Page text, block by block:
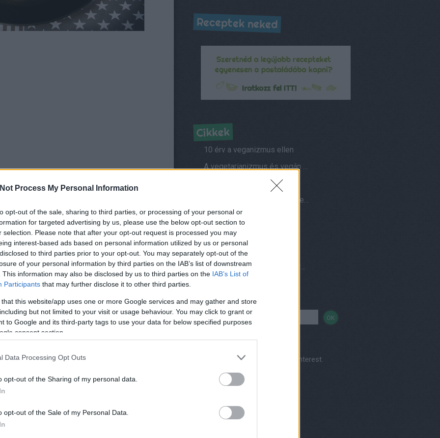
Process My Personal Information
opt-out of the sale, sharing to third parties, or processing of your personal or
for targeted advertising by us, please use the below opt-out section to
selection. Please note that after your opt-out request is processed you may
interest-based ads based on personal information utilized by us or personal
to third parties prior to your opt-out. You may separately opt-out of the
of your personal information by third parties on the IAB’s list of downstream
This information may also be disclosed by us to third parties on the IAB’s List of
Participants that may further disclose it to other third parties.
that this website/app uses one or more Google services and may gather and store
but not limited to your visit or usage behaviour. You may click to grant or
to Google and its third-party tags to use your data for below specified purposes
consent section.
Data Processing Opt Outs
opt-out of the Sharing of my personal data.
opt-out of the Sale of my Personal Data.
meg olajon. Szórjuk rá a fűszereket, és amint
és az rózsákra szedett karfiolt, és pirítsuk
és főzzük, amíg megpuhulnak a zöldségek.
botmixerrel pépesítsük.
receptekről:
Bővebb infóértKATT IDE !
Receptek neked
Cikkek
10 érv a veganizmus ellen
A vegetarianizmus és vegán életmód elterjedtsége
Híres vegetáriánusok
Hogyan fotózom az ételeimet?
Kérdések és válaszok
Rólam
Vegánuár, azaz vegán január
Vegetáriánus és vegán éttermek, házhozszállítás
Keresés
Visit Kertkonyha's profile on Pinterest.
Partnereink